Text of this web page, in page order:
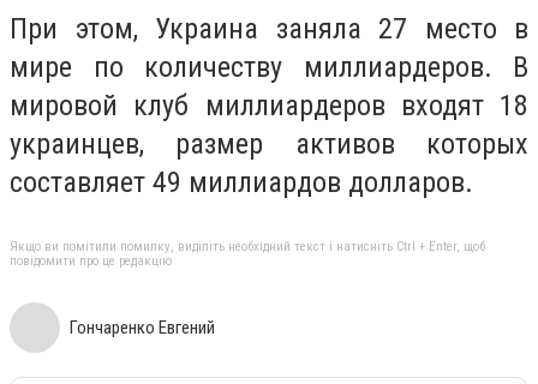
При этом, Украина заняла 27 место в
мире по количеству миллиардеров. В
мировой клуб миллиардеров входят 18
украинцев, размер активов которых
составляет 49 миллиардов долларов.
Якщо ви помітили помилку, виділіть необхідний текст і натисніть Ctrl + Enter, щоб
повідомити про це редакцію
Гончаренко Евгений